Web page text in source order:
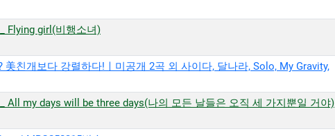
Flying girl(비행소녀)
美친개보다 강렬하다!ㅣ미공개 2곡 외 사이다, 달나라, Solo, My Gravity,
All my days will be three days(나의 모든 날들은 오직 세 가지뿐일 거야)